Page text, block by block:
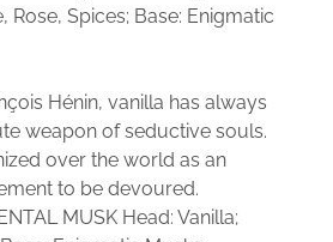
Rose, Spices; Base: Enigmatic
Hénin, vanilla has always
weapon of seductive souls.
over the world as an
to be devoured.
MUSK Head: Vanilla;